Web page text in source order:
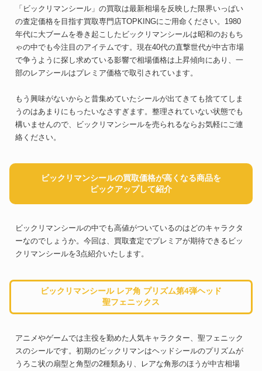
「ビックリマンシール」の買取は最新相場を反映した限界いっぱい
の査定価格を目指す買取専門店TOPKINGにご用命ください。1980
年代に大ブームを巻き起こしたビックリマンシールは昭和のおもち
ゃの中でも今注目のアイテムです。現在40代の直撃世代が中古市場
で争うように探し求めている影響で相場価格は上昇傾向にあり、一
部のレアシールはプレミア価格で取引されています。
もう興味がないからと昔集めていたシールが出てきても捨ててしま
うのはあまりにもったいなさすぎます。整理されていない状態でも
構いませんので、ビックリマンシールを売られるならお気軽にご連
絡ください。
ビックリマンシールの買取価格が高くなる商品を
ピックアップして紹介
ビックリマンシールの中でも高値がついているのはどのキャラクタ
ーなのでしょうか。今回は、買取査定でプレミアが期待できるビッ
クリマンシールを3点紹介いたします。
ビックリマンシール レア角 プリズム第4弾ヘッド
聖フェニックス
アニメやゲームでは主役を勤めた人気キャラクター、聖フェニック
スのシールです。初期のビックリマンはヘッドシールのプリズムが
うろこ状の扇型と角型の2種類あり、レアな角形のほうが中古相場